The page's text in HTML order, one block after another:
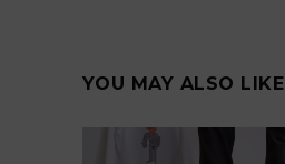
YOU MAY ALSO LIKE